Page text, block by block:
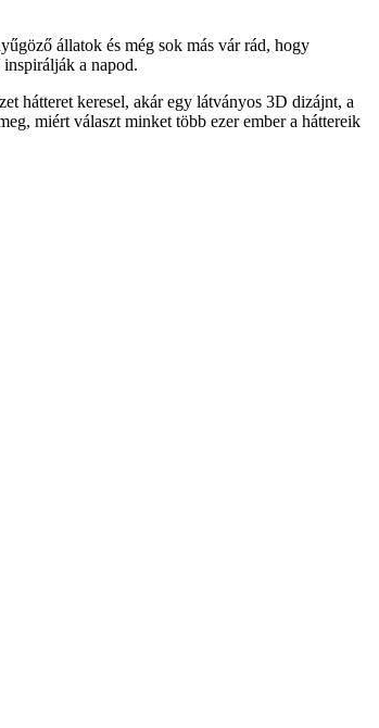
állatok és még sok más vár rád, hogy
a napod.
hátteret keresel, akár egy látványos 3D dizájnt, a
miért választ minket több ezer ember a háttereik